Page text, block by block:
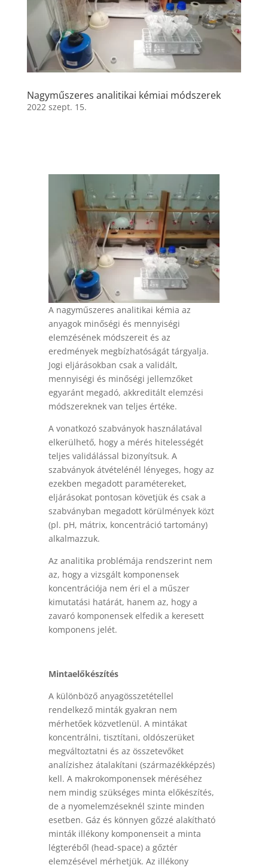
Nagyműszeres analitikai kémiai módszerek
2022 szept. 15.
A nagyműszeres analitikai kémia az
anyagok minőségi és mennyiségi
elemzésének módszereit és az
eredmények megbízhatóságát tárgyalja.
Jogi eljárásokban csak a validált,
mennyiségi és minőségi jellemzőket
egyaránt megadó, akkreditált elemzési
módszereknek van teljes értéke.
A vonatkozó szabványok használatával
elkerülhető, hogy a mérés hitelességét
teljes validálással bizonyítsuk. A
szabványok átvételénél lényeges, hogy az
ezekben megadott paramétereket,
eljárásokat pontosan követjük és csak a
szabványban megadott körülmények közt
(pl. pH, mátrix, koncentráció tartomány)
alkalmazzuk.
Az analitika problémája rendszerint nem
az, hogy a vizsgált komponensek
koncentrációja nem éri el a műszer
kimutatási határát, hanem az, hogy a
zavaró komponensek elfedik a keresett
komponens jelét.
Mintaelőkészítés
A különböző anyagösszetétellel
rendelkező minták gyakran nem
mérhetőek közvetlenül. A mintákat
koncentrálni, tisztítani, oldószerüket
megváltoztatni és az összetevőket
analízishez átalakítani (származékképzés)
kell. A makrokomponensek méréséhez
nem mindig szükséges minta előkészítés,
de a nyomelemzéseknél szinte minden
esetben. Gáz és könnyen gőzzé alakítható
minták illékony komponenseit a minta
légteréből (head-space) a gőztér
elemzésével mérhetjük. Az illékony